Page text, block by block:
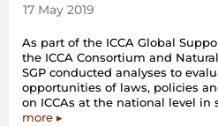
17 May 2019
As part of the ICCA Global
the ICCA Consortium and
SGP conducted analyses to
opportunities of laws, policies
on ICCAs at the national level in
more ▸